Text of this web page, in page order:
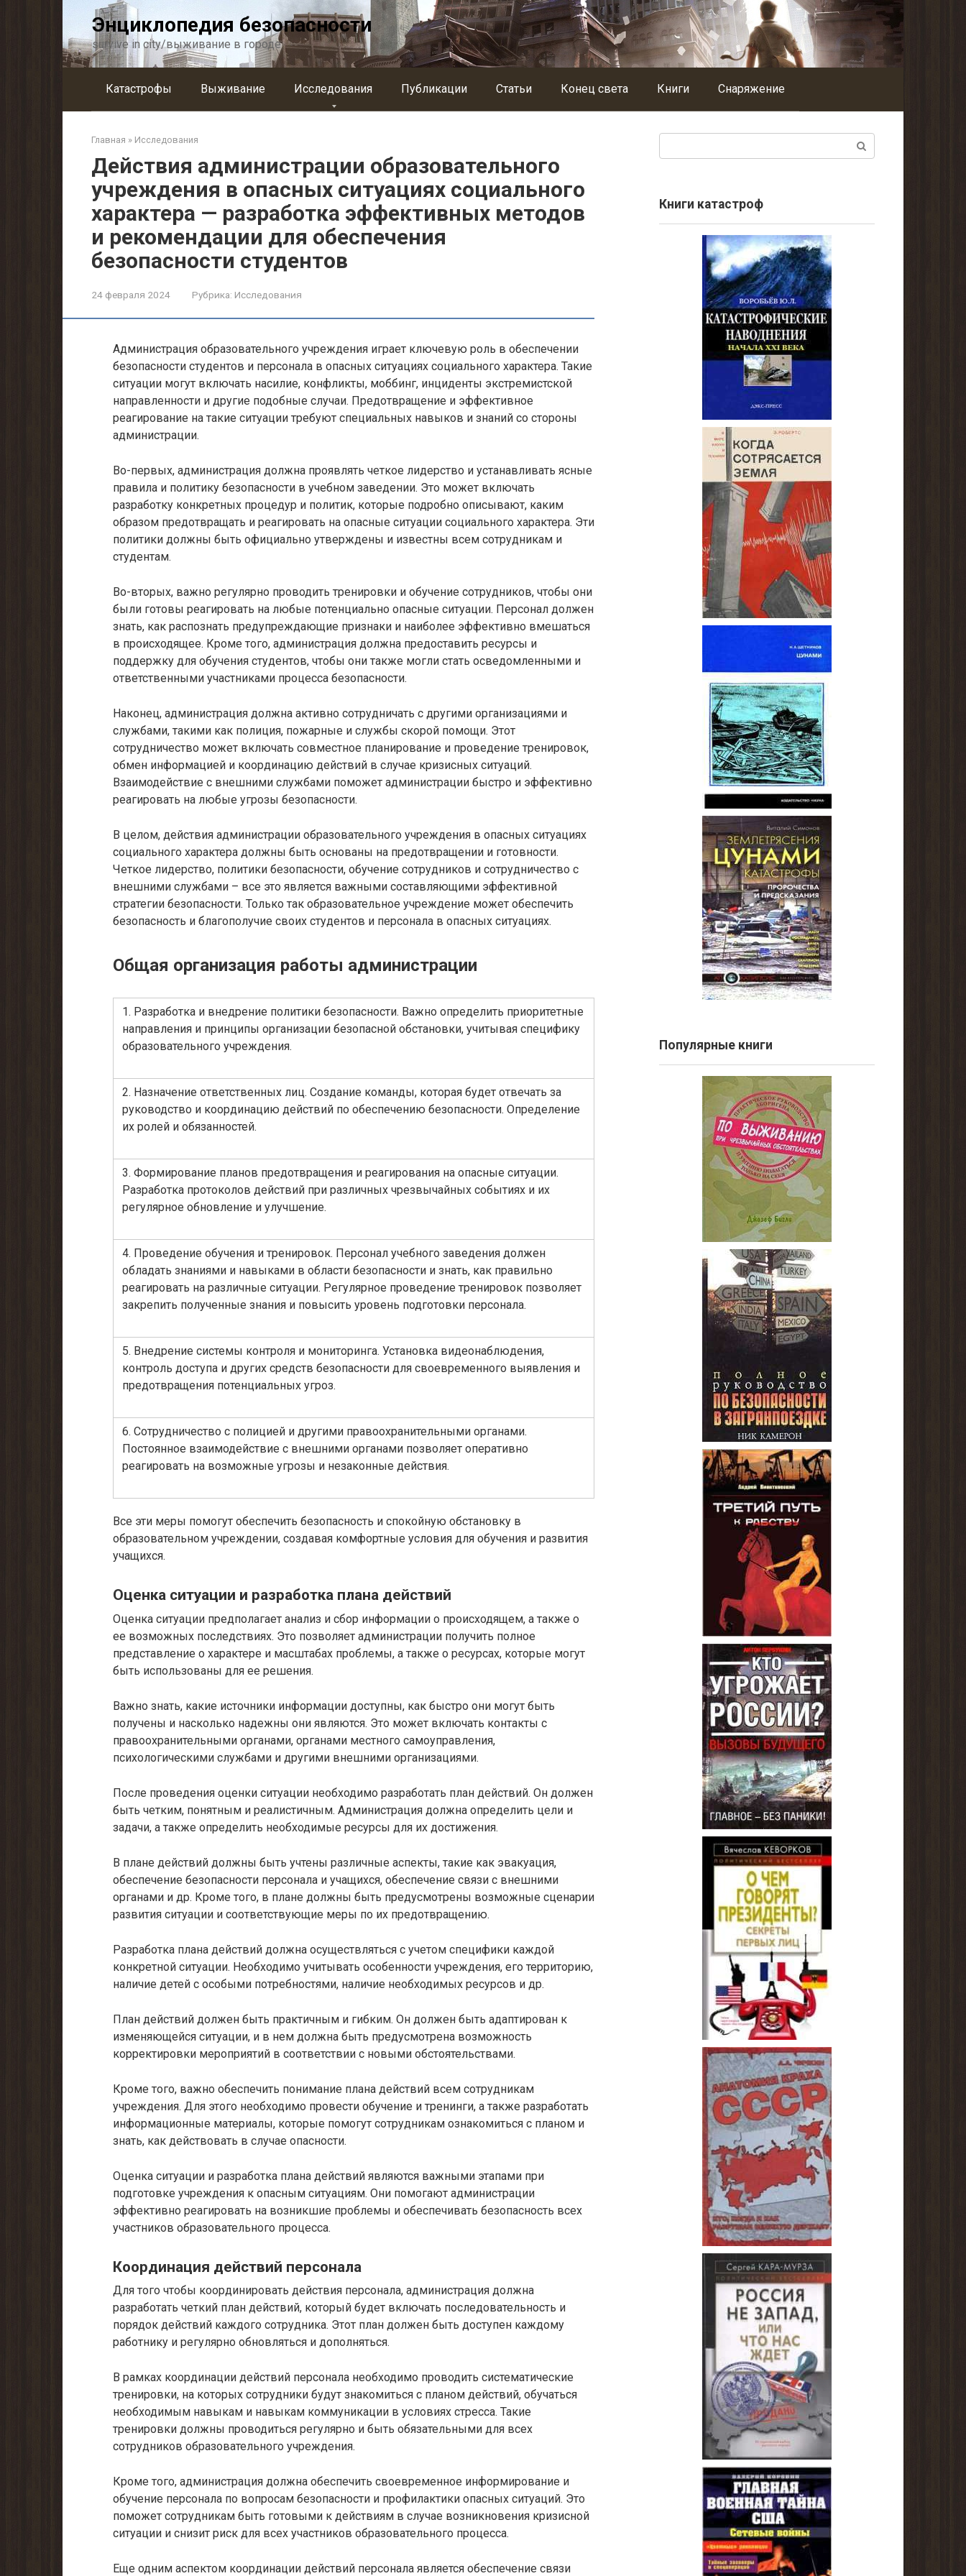
Энциклопедия безопасности
survive in city/выживание в городе
Катастрофы Выживание Исследования Публикации Статьи Конец света Книги Снаряжение
Главная » Исследования
Действия администрации образовательного
учреждения в опасных ситуациях социального
характера — разработка эффективных методов
и рекомендации для обеспечения
безопасности студентов
24 февраля 2024 Рубрика: Исследования
Администрация образовательного учреждения играет ключевую роль в обеспечении
безопасности студентов и персонала в опасных ситуациях социального характера. Такие
ситуации могут включать насилие, конфликты, моббинг, инциденты экстремистской
направленности и другие подобные случаи. Предотвращение и эффективное
реагирование на такие ситуации требуют специальных навыков и знаний со стороны
администрации.
Во-первых, администрация должна проявлять четкое лидерство и устанавливать ясные
правила и политику безопасности в учебном заведении. Это может включать
разработку конкретных процедур и политик, которые подробно описывают, каким
образом предотвращать и реагировать на опасные ситуации социального характера. Эти
политики должны быть официально утверждены и известны всем сотрудникам и
студентам.
Во-вторых, важно регулярно проводить тренировки и обучение сотрудников, чтобы они
были готовы реагировать на любые потенциально опасные ситуации. Персонал должен
знать, как распознать предупреждающие признаки и наиболее эффективно вмешаться
в происходящее. Кроме того, администрация должна предоставить ресурсы и
поддержку для обучения студентов, чтобы они также могли стать осведомленными и
ответственными участниками процесса безопасности.
Наконец, администрация должна активно сотрудничать с другими организациями и
службами, такими как полиция, пожарные и службы скорой помощи. Этот
сотрудничество может включать совместное планирование и проведение тренировок,
обмен информацией и координацию действий в случае кризисных ситуаций.
Взаимодействие с внешними службами поможет администрации быстро и эффективно
реагировать на любые угрозы безопасности.
В целом, действия администрации образовательного учреждения в опасных ситуациях
социального характера должны быть основаны на предотвращении и готовности.
Четкое лидерство, политики безопасности, обучение сотрудников и сотрудничество с
внешними службами – все это является важными составляющими эффективной
стратегии безопасности. Только так образовательное учреждение может обеспечить
безопасность и благополучие своих студентов и персонала в опасных ситуациях.
Общая организация работы администрации
1. Разработка и внедрение политики безопасности. Важно определить приоритетные
направления и принципы организации безопасной обстановки, учитывая специфику
образовательного учреждения.
2. Назначение ответственных лиц. Создание команды, которая будет отвечать за
руководство и координацию действий по обеспечению безопасности. Определение
их ролей и обязанностей.
3. Формирование планов предотвращения и реагирования на опасные ситуации.
Разработка протоколов действий при различных чрезвычайных событиях и их
регулярное обновление и улучшение.
4. Проведение обучения и тренировок. Персонал учебного заведения должен
обладать знаниями и навыками в области безопасности и знать, как правильно
реагировать на различные ситуации. Регулярное проведение тренировок позволяет
закрепить полученные знания и повысить уровень подготовки персонала.
5. Внедрение системы контроля и мониторинга. Установка видеонаблюдения,
контроль доступа и других средств безопасности для своевременного выявления и
предотвращения потенциальных угроз.
6. Сотрудничество с полицией и другими правоохранительными органами.
Постоянное взаимодействие с внешними органами позволяет оперативно
реагировать на возможные угрозы и незаконные действия.
Все эти меры помогут обеспечить безопасность и спокойную обстановку в
образовательном учреждении, создавая комфортные условия для обучения и развития
учащихся.
Оценка ситуации и разработка плана действий
Оценка ситуации предполагает анализ и сбор информации о происходящем, а также о
ее возможных последствиях. Это позволяет администрации получить полное
представление о характере и масштабах проблемы, а также о ресурсах, которые могут
быть использованы для ее решения.
Важно знать, какие источники информации доступны, как быстро они могут быть
получены и насколько надежны они являются. Это может включать контакты с
правоохранительными органами, органами местного самоуправления,
психологическими службами и другими внешними организациями.
После проведения оценки ситуации необходимо разработать план действий. Он должен
быть четким, понятным и реалистичным. Администрация должна определить цели и
задачи, а также определить необходимые ресурсы для их достижения.
В плане действий должны быть учтены различные аспекты, такие как эвакуация,
обеспечение безопасности персонала и учащихся, обеспечение связи с внешними
органами и др. Кроме того, в плане должны быть предусмотрены возможные сценарии
развития ситуации и соответствующие меры по их предотвращению.
Разработка плана действий должна осуществляться с учетом специфики каждой
конкретной ситуации. Необходимо учитывать особенности учреждения, его территорию,
наличие детей с особыми потребностями, наличие необходимых ресурсов и др.
План действий должен быть практичным и гибким. Он должен быть адаптирован к
изменяющейся ситуации, и в нем должна быть предусмотрена возможность
корректировки мероприятий в соответствии с новыми обстоятельствами.
Кроме того, важно обеспечить понимание плана действий всем сотрудникам
учреждения. Для этого необходимо провести обучение и тренинги, а также разработать
информационные материалы, которые помогут сотрудникам ознакомиться с планом и
знать, как действовать в случае опасности.
Оценка ситуации и разработка плана действий являются важными этапами при
подготовке учреждения к опасным ситуациям. Они помогают администрации
эффективно реагировать на возникшие проблемы и обеспечивать безопасность всех
участников образовательного процесса.
Координация действий персонала
Для того чтобы координировать действия персонала, администрация должна
разработать четкий план действий, который будет включать последовательность и
порядок действий каждого сотрудника. Этот план должен быть доступен каждому
работнику и регулярно обновляться и дополняться.
В рамках координации действий персонала необходимо проводить систематические
тренировки, на которых сотрудники будут знакомиться с планом действий, обучаться
необходимым навыкам и навыкам коммуникации в условиях стресса. Такие
тренировки должны проводиться регулярно и быть обязательными для всех
сотрудников образовательного учреждения.
Кроме того, администрация должна обеспечить своевременное информирование и
обучение персонала по вопросам безопасности и профилактики опасных ситуаций. Это
поможет сотрудникам быть готовыми к действиям в случае возникновения кризисной
ситуации и снизит риск для всех участников образовательного процесса.
Еще одним аспектом координации действий персонала является обеспечение связи
Книги катастроф
Популярные книги